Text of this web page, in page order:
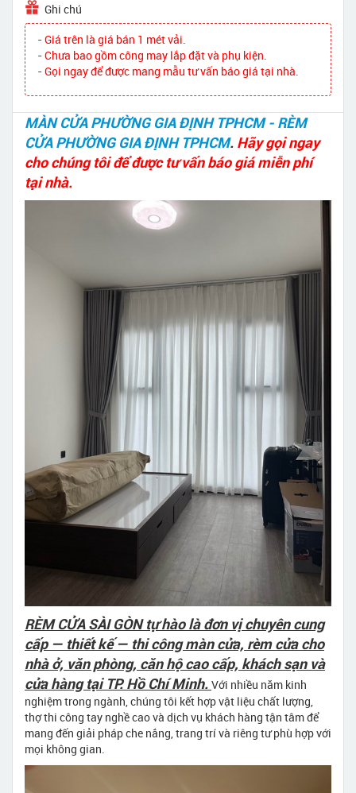
Ghi chú
- Giá trên là giá bán 1 mét vải.
- Chưa bao gồm công may lắp đặt và phụ kiện.
- Gọi ngay để được mang mẫu tư vấn báo giá tại nhà.
MÀN CỬA PHƯỜNG GIA ĐỊNH TPHCM - RÈM
CỬA PHƯỜNG GIA ĐỊNH TPHCM. Hãy gọi ngay
cho chúng tôi để được tư vấn báo giá miễn phí
tại nhà.
RÈM CỬA SÀI GÒN tự hào là đơn vị chuyên cung
cấp — thiết kế — thi công màn cửa, rèm cửa cho
nhà ở, văn phòng, căn hộ cao cấp, khách sạn và
cửa hàng tại TP. Hồ Chí Minh. Với nhiều năm kinh
nghiệm trong ngành, chúng tôi kết hợp vật liệu chất lượng,
thợ thi công tay nghề cao và dịch vụ khách hàng tận tâm để
mang đến giải pháp che nắng, trang trí và riêng tư phù hợp với
mọi không gian.